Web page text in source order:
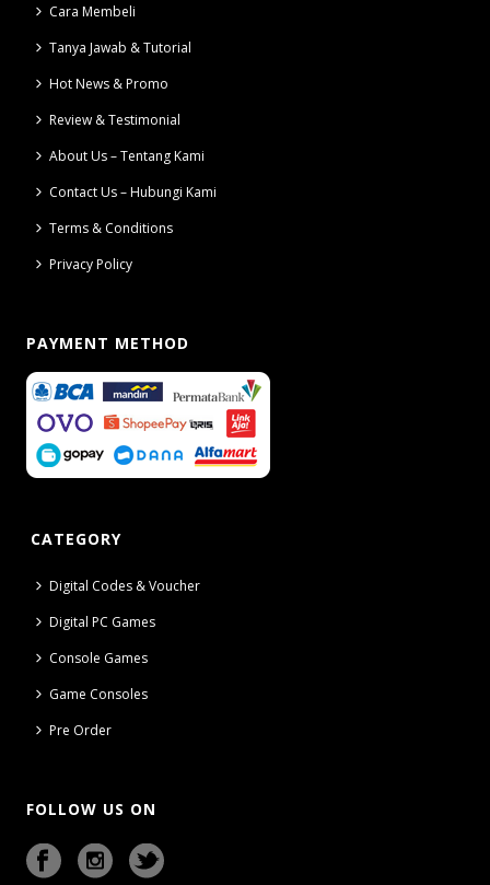
Cara Membeli
Tanya Jawab & Tutorial
Hot News & Promo
Review & Testimonial
About Us – Tentang Kami
Contact Us – Hubungi Kami
Terms & Conditions
Privacy Policy
PAYMENT METHOD
CATEGORY
Digital Codes & Voucher
Digital PC Games
Console Games
Game Consoles
Pre Order
FOLLOW US ON